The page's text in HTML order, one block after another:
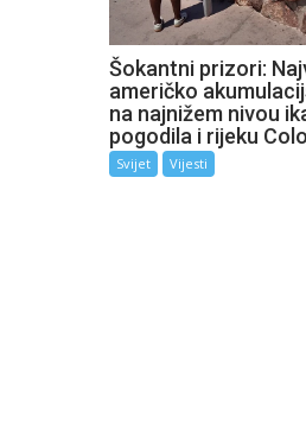
Šokantni prizori:
američko
na najnižem nivou
pogodila i rijeku
Svijet Vijesti